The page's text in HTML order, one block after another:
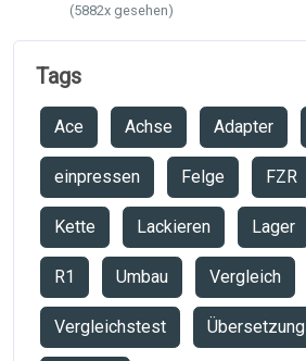
(5882x gesehen)
Tags
Ace Achse Adapter
einpressen Felge FZR
Kette Lackieren Lager
R1 Umbau Vergleich
Vergleichstest Übersetzung